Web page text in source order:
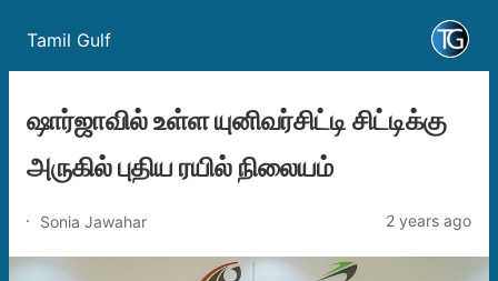
Tamil Gulf
ஷார்ஜாவில் உள்ள யுனிவர்சிட்டி சிட்டிக்கு
அருகில் புதிய ரயில் நிலையம்
Sonia Jawahar 2 years ago